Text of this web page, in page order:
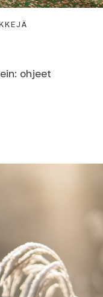
ohjeet